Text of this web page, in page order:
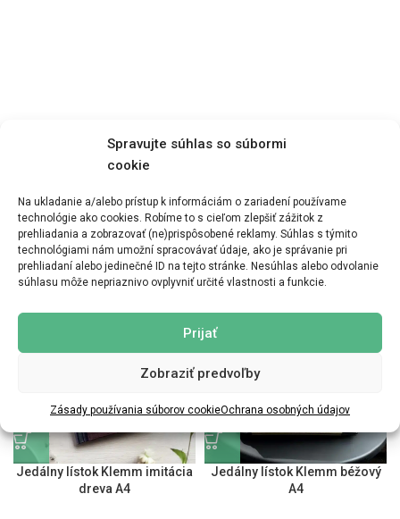
Spravujte súhlas so súbormi
cookie
Na ukladanie a/alebo prístup k informáciám o zariadení používame
technológie ako cookies. Robíme to s cieľom zlepšiť zážitok z
prehliadania a zobrazovať (ne)prispôsobené reklamy. Súhlas s týmito
technológiami nám umožní spracovávať údaje, ako je správanie pri
prehliadaní alebo jedinečné ID na tejto stránke. Nesúhlas alebo odvolanie
súhlasu môže nepriaznivo ovplyvniť určité vlastnosti a funkcie.
Prijať
Zobraziť predvoľby
Zásady používania súborov cookieOchrana osobných údajov
Zobraziť menu
Jedálny lístok Klemm imitácia
dreva A4
Jedálny lístok Klemm béžový
A4